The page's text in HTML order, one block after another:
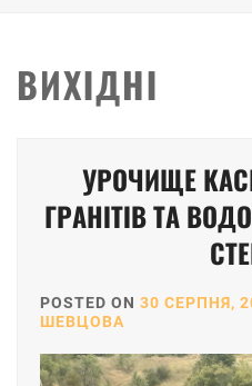
ВИХІДНІ
УРОЧИЩЕ
ГРАНІТІВ ТА
POSTED ON 30 СЕРПНЯ,
ШЕВЦОВА
pagination